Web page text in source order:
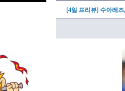
[4일 프리뷰] 수아레